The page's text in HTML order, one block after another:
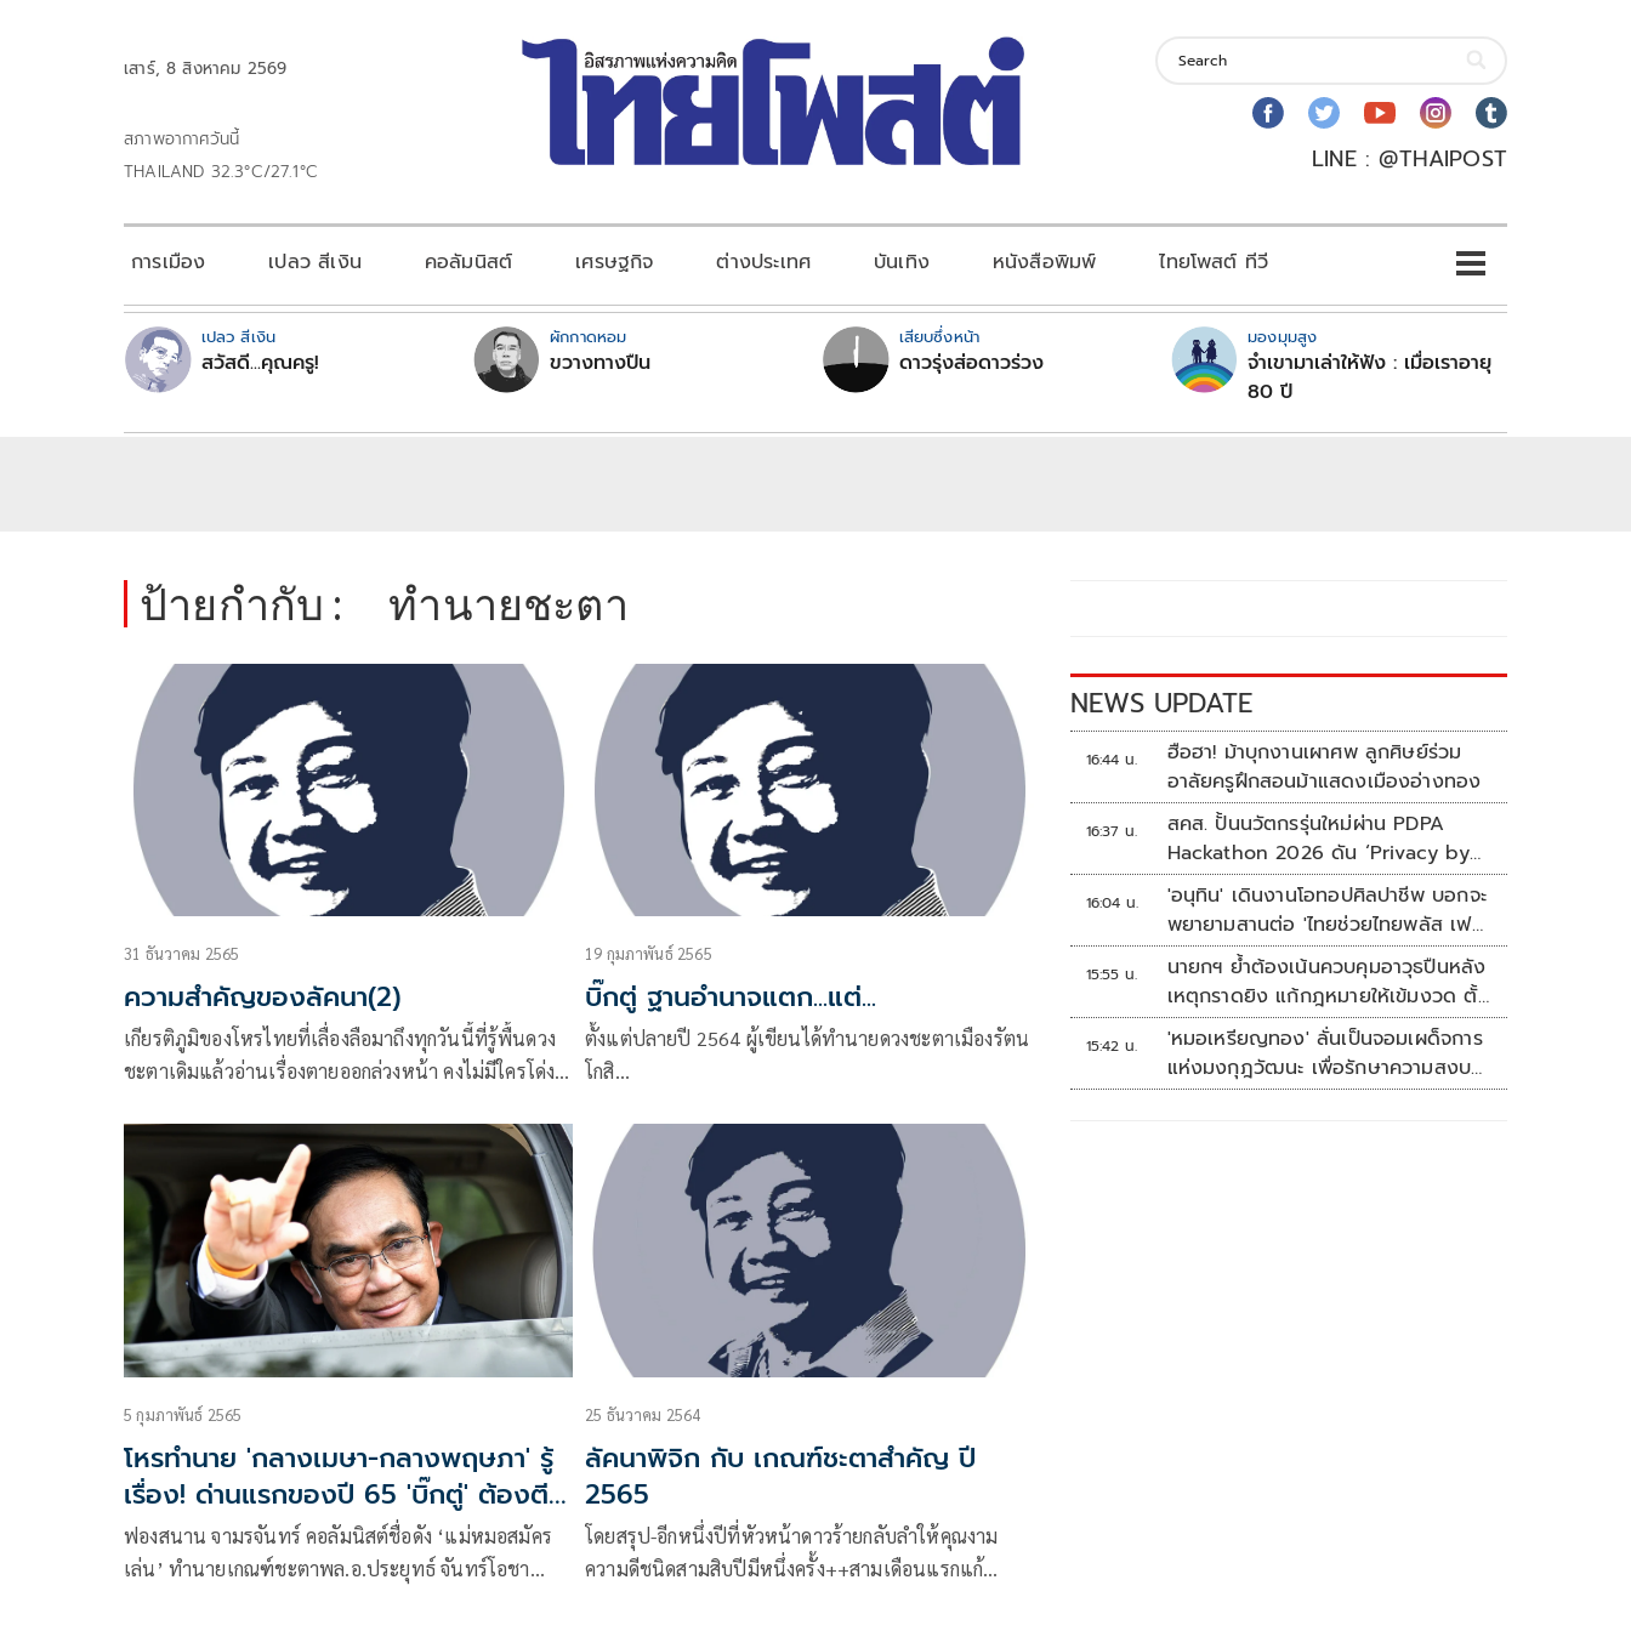
เสาร์, 8 สิงหาคม 2569
สภาพอากาศวันนี้
THAILAND 32.3°C/27.1°C
LINE : @THAIPOST
การเมือง เปลว สีเงิน คอลัมนิสต์ เศรษฐกิจ ต่างประเทศ บันเทิง หนังสือพิมพ์ ไทยโพสต์ ทีวี
เปลว สีเงิน
สวัสดี...คุณครู!
ผักกาดหอม
ขวางทางปืน
เสียบซึ่งหน้า
ดาวรุ่งส่อดาวร่วง
มองมุมสูง
จำเขามาเล่าให้ฟัง : เมื่อเราอายุ
80 ปี
ป้ายกำกับ : ทำนายชะตา
31 ธันวาคม 2565
ความสำคัญของลัคนา(2)
เกียรติภูมิของโหรไทยที่เลื่องลือมาถึงทุกวันนี้ที่รู้พื้นดวง
ชะตาเดิมแล้วอ่านเรื่องตายออกล่วงหน้า คงไม่มีใครโด่ง
นารายณ์มหาราช แห่งกรุงศรีอยุธยา ที่ท่านเป็นบิดาของ
19 กุมภาพันธ์ 2565
บิ๊กตู่ ฐานอำนาจแตก...แต่...
ตั้งแต่ปลายปี 2564 ผู้เขียนได้ทำนายดวงชะตาเมืองรัตน
โกสิ…
5 กุมภาพันธ์ 2565
โหรทำนาย 'กลางเมษา-กลางพฤษภา' รู้
เรื่อง! ด่านแรกของปี 65 'บิ๊กตู่' ต้องตี
ฝ่า
ฟองสนาน จามรจันทร์ คอลัมนิสต์ชื่อดัง ‘แม่หมอสมัคร
เล่น’ ทำนายเกณฑ์ชะตาพล.อ.ประยุทธ์ จันทร์โอชา
25 ธันวาคม 2564
ลัคนาพิจิก กับ เกณฑ์ชะตาสำคัญ ปี
2565
โดยสรุป-อีกหนึ่งปีที่หัวหน้าดาวร้ายกลับลำให้คุณงาม
ความดีชนิดสามสิบปีมีหนึ่งครั้ง++สามเดือนแรกแก้
NEWS UPDATE
16:44 น.
ฮือฮา! ม้าบุกงานเผาศพ ลูกศิษย์ร่วม
อาลัยครูฝึกสอนม้าแสดงเมืองอ่างทอง
16:37 น.
สคส. ปั้นนวัตกรรุ่นใหม่ผ่าน PDPA
Hackathon 2026 ดัน ‘Privacy by
Design for all’ สู่โซลูชันคุ้มครอง
ข้อมูลส่วนบุคคลที่ใช้ได้จริง
16:04 น.
'อนุทิน' เดินงานโอทอปศิลปาชีพ บอกจะ
พยายามสานต่อ 'ไทยช่วยไทยพลัส เฟส
2'
15:55 น.
นายกฯ ย้ำต้องเน้นควบคุมอาวุธปืนหลัง
เหตุกราดยิง แก้กฎหมายให้เข้มงวด ตั้ง
ด่านตรวจเพิ่ม
15:42 น.
'หมอเหรียญทอง' ลั่นเป็นจอมเผด็จการ
แห่งมงกุฎวัฒนะ เพื่อรักษาความสงบ
ปลอดภัยภายในรพ.